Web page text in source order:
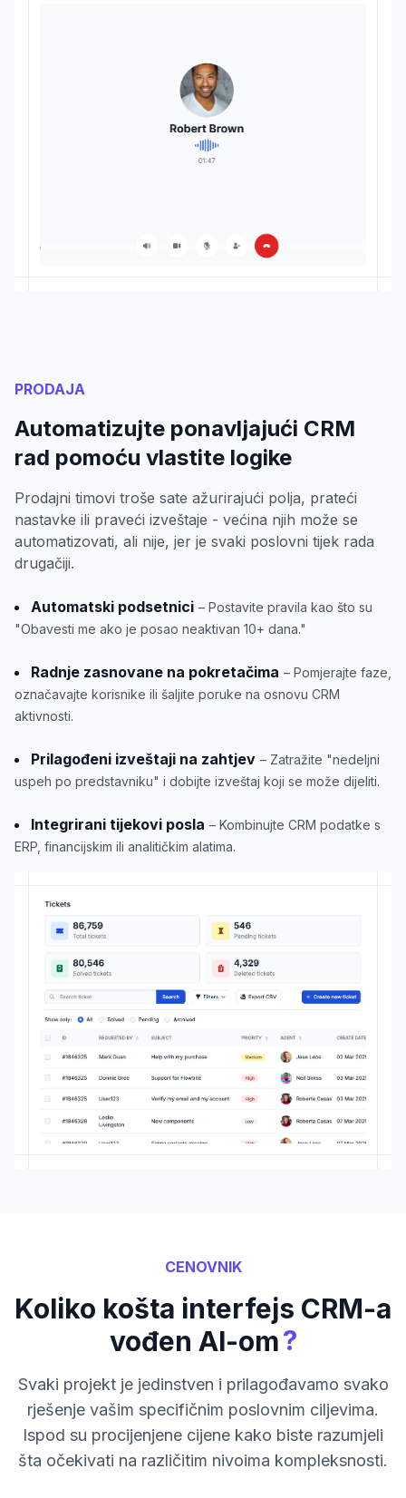
PRODAJA
Automatizujte ponavljajući CRM
rad pomoću vlastite logike
Prodajni timovi troše sate ažurirajući polja, prateći
nastavke ili praveći izveštaje - većina njih može se
automatizovati, ali nije, jer je svaki poslovni tijek rada
drugačiji.
Automatski podsetnici – Postavite pravila kao što su
"Obavesti me ako je posao neaktivan 10+ dana."
Radnje zasnovane na pokretačima – Pomjerajte faze,
označavajte korisnike ili šaljite poruke na osnovu CRM
aktivnosti.
Prilagođeni izveštaji na zahtjev – Zatražite "nedeljni
uspeh po predstavniku" i dobijte izveštaj koji se može dijeliti.
Integrirani tijekovi posla – Kombinujte CRM podatke s
ERP, financijskim ili analitičkim alatima.
CENOVNIK
Koliko košta interfejs CRM-a
vođen AI-om?
Svaki projekt je jedinstven i prilagođavamo svako
rješenje vašim specifičnim poslovnim ciljevima.
Ispod su procijenjene cijene kako biste razumjeli
šta očekivati na različitim nivoima kompleksnosti.